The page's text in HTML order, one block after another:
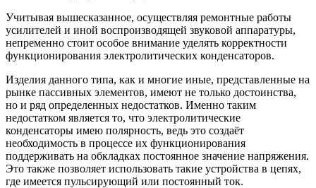
Учитывая вышесказанное, осуществляя ремонтные работы
усилителей и иной воспроизводящей звуковой аппаратуры,
непременно стоит особое внимание уделять корректности
функционирования электролитических конденсаторов.
Изделия данного типа, как и многие иные, представленные на
рынке пассивных элементов, имеют не только достоинства,
но и ряд определенных недостатков. Именно таким
недостатком является то, что электролитические
конденсаторы имею полярность, ведь это создаёт
необходимость в процессе их функционирования
поддерживать на обкладках постоянное значение напряжения.
Это также позволяет использовать такие устройства в цепях,
где имеется пульсирующий или постоянный ток.